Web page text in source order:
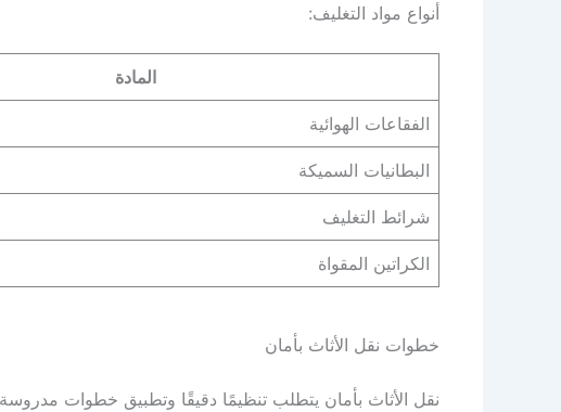
أنواع مواد التغليف:
المادة
الفقاعات الهوائية
البطانيات السميكة
شرائط التغليف
الكراتين المقواة
خطوات نقل الأثاث بأمان
نقل الأثاث بأمان يتطلب تنظيمًا دقيقًا وتطبيق خطوات مدروسة